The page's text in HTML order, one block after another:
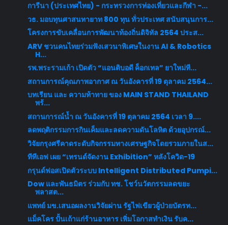
การีนา (ประเทศไทย) - กระทรวงการท่องเที่ยวและกีฬา -...
วธ. มอบทุนศาสนทายาท 800 ทุน ทั่วประเทศ สนับสนุนการ...
โครงการขับเคลื่อนการพัฒนาท้องถิ่นดิจิทัล 2564 ประส...
ARV ชวนคนไทยร่วมฟังเสวนาพิเศษในงาน AI & Robotics
H...
รพ.พระรามเก้า เปิดตัว “แอนติบอดี ค็อกเทล” ยาใหม่ที...
สถานการณ์คุณภาพอากาศ ณ วันอังคารที่ 19 ตุลาคม 2564...
บทเรียน และ ความท้าทาย ของ MAIN STAND THAILAND
พร้...
สถานการณ์น้ำ ณ วันอังคารที่ 19 ตุลาคม 2564 เวลา 9....
ลดพฤติกรรมการกินเค็มและลดความดันโลหิต ด้วยอุปกรณ์...
วิจัยกรุงศรีคาดระดับกิจกรรมทางเศรษฐกิจโดยรวมภายในส...
ทีทีเอฟ เผย “เทรนด์จัดงาน Exhibition” หลังโควิด-19
กรุนด์ฟอสเปิดตัวระบบ Intelligent Distributed Pumpi...
Dow และพันธมิตร ร่วมกับ ทช. โชว์นวัตกรรมลดขยะ
พลาสต...
แพทย์ มข.เสนอผลงานวิจัยผ่าน รัฐไฟเขียวผู้ป่วยบัตรท...
แม็คโคร ปั้นเถ้าแก่ร้านอาหาร เพิ่มโอกาสทำเงิน รับค...